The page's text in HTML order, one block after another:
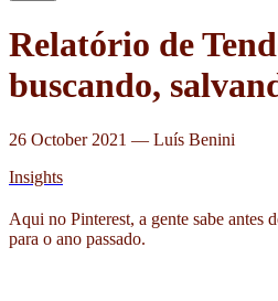
Relatório de
buscando,
26 October 2021 — Luís Benini
Insights
Aqui no Pinterest, a gente sabe antes
para o ano passado.